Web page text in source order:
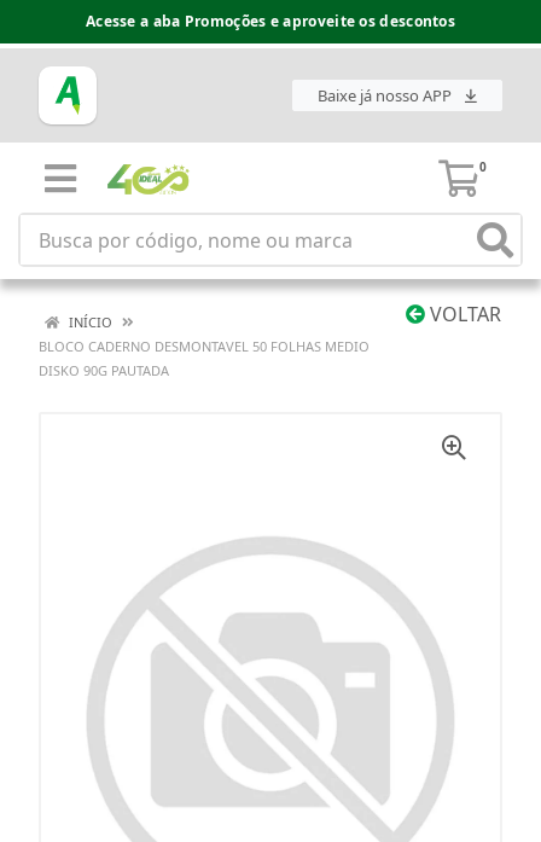
Acesse a aba Promoções e aproveite os descontos
Baixe já nosso APP
0
VOLTAR
INÍCIO
BLOCO CADERNO DESMONTAVEL 50 FOLHAS MEDIO
DISKO 90G PAUTADA